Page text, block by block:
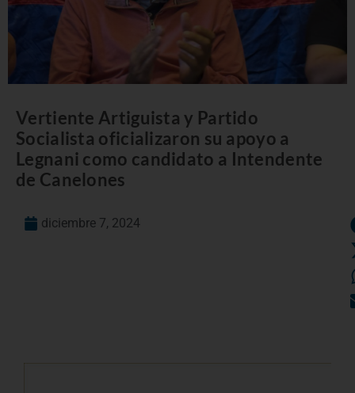
Vertiente Artiguista y Partido
Socialista oficializaron su apoyo a
Legnani como candidato a Intendente
de Canelones
diciembre 7, 2024